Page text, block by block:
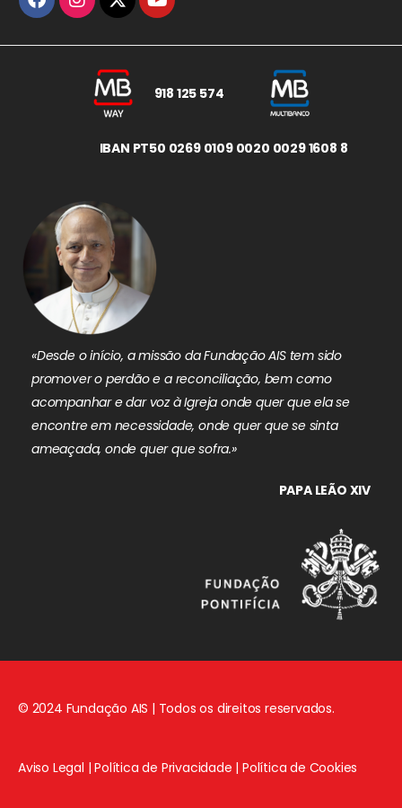
918 125 574
IBAN PT50 0269 0109 0020 0029 1608 8
«Desde o início, a missão da Fundação AIS tem sido
promover o perdão e a reconciliação, bem como
acompanhar e dar voz à Igreja onde quer que ela se
encontre em necessidade, onde quer que se sinta
ameaçada, onde quer que sofra.»
PAPA LEÃO XIV
© 2024 Fundação AIS | Todos os direitos reservados.
Aviso Legal |Política de Privacidade |Política de Cookies